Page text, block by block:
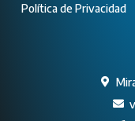
Política de Privacidad